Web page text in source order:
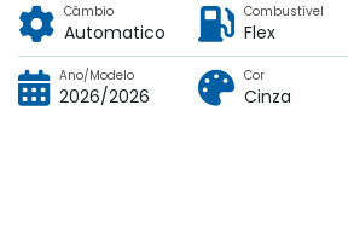
Câmbio
Automatico
Combustível
Flex
Ano/Modelo
2026/2026
Cor
Cinza